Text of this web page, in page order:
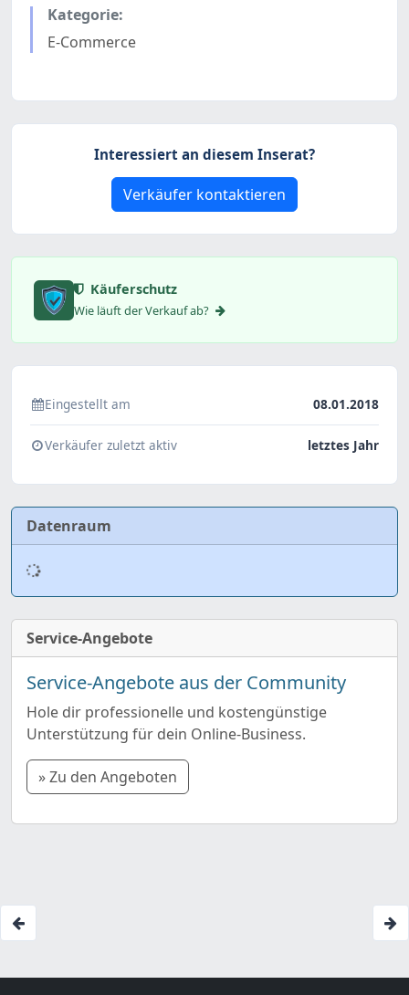
Kategorie:
E-Commerce
Interessiert an diesem Inserat?
Verkäufer kontaktieren
Käuferschutz
Wie läuft der Verkauf ab?
Eingestellt am 08.01.2018
Verkäufer zuletzt aktiv letztes Jahr
Datenraum
Service-Angebote
Service-Angebote aus der Community
Hole dir professionelle und kostengünstige
Unterstützung für dein Online-Business.
» Zu den Angeboten